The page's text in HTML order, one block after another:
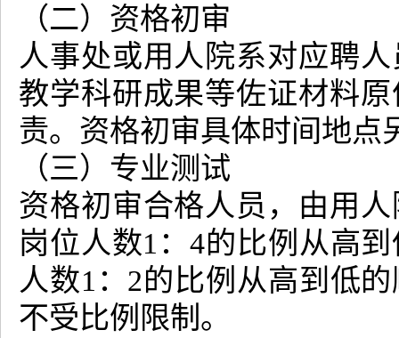
（二）资格初审
人事处或用人院系对应聘
教学科研成果等佐证材料
责。资格初审具体时间地点
（三）专业测试
资格初审合格人员，由用
岗位人数1：4的比例从高
人数1：2的比例从高到低
不受比例限制。